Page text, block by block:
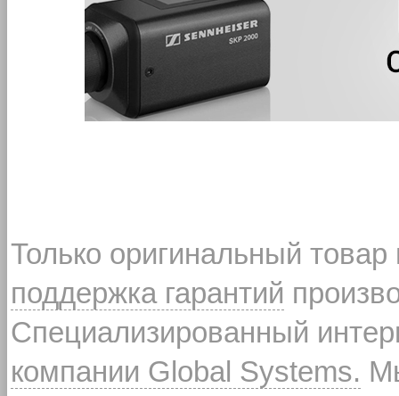
Только оригинальный
поддержка гарантий
Специализированный
компании Global Systems.